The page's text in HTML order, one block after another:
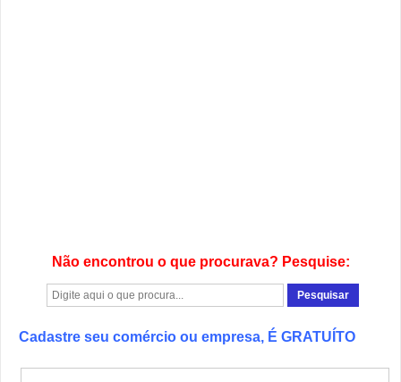
Não encontrou o que procurava? Pesquise:
Cadastre seu comércio ou empresa, É GRATUÍTO